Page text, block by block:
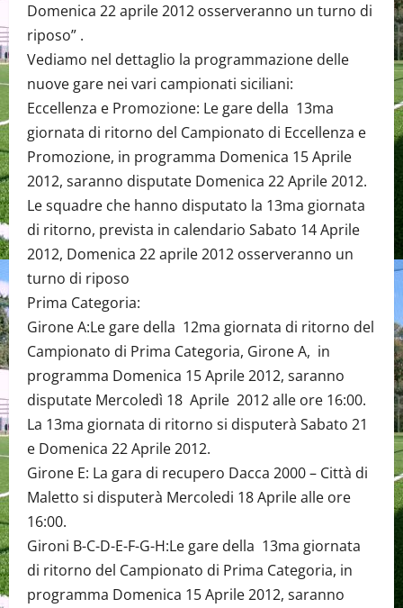
Domenica 22 aprile 2012 osserveranno un turno di
riposo” .
Vediamo nel dettaglio la programmazione delle
nuove gare nei vari campionati siciliani:
Eccellenza e Promozione: Le gare della 13ma
giornata di ritorno del Campionato di Eccellenza e
Promozione, in programma Domenica 15 Aprile
2012, saranno disputate Domenica 22 Aprile 2012.
Le squadre che hanno disputato la 13ma giornata
di ritorno, prevista in calendario Sabato 14 Aprile
2012, Domenica 22 aprile 2012 osserveranno un
turno di riposo
Prima Categoria:
Girone A:Le gare della 12ma giornata di ritorno del
Campionato di Prima Categoria, Girone A, in
programma Domenica 15 Aprile 2012, saranno
disputate Mercoledì 18 Aprile 2012 alle ore 16:00.
La 13ma giornata di ritorno si disputerà Sabato 21
e Domenica 22 Aprile 2012.
Girone E: La gara di recupero Dacca 2000 – Città di
Maletto si disputerà Mercoledi 18 Aprile alle ore
16:00.
Gironi B-C-D-E-F-G-H:Le gare della 13ma giornata
di ritorno del Campionato di Prima Categoria, in
programma Domenica 15 Aprile 2012, saranno